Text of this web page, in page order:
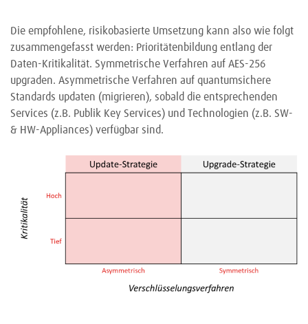
Die empfohlene, risikobasierte Umsetzung kann also wie folgt
zusammengefasst werden: Prioritätenbildung entlang der
Daten-Kritikalität. Symmetrische Verfahren auf AES-256
upgraden. Asymmetrische Verfahren auf quantumsichere
Standards updaten (migrieren), sobald die entsprechenden
Services (z.B. Publik Key Services) und Technologien (z.B. SW-
& HW-Appliances) verfügbar sind.